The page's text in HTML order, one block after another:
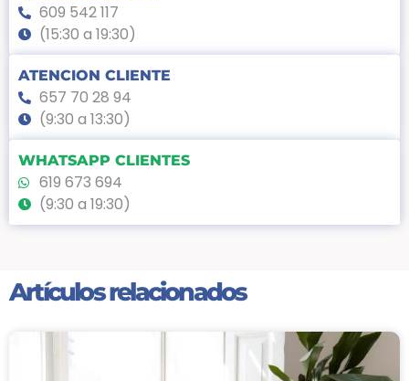
609 542 117
(15:30 a 19:30)
ATENCION CLIENTE
657 70 28 94
(9:30 a 13:30)
WHATSAPP CLIENTES
619 673 694
(9:30 a 19:30)
Artículos relacionados